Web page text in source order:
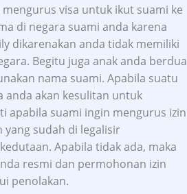
visa untuk ikut suami ke
di negara suami anda karena
dikarenakan anda tidak memiliki
Begitu juga anak anda berdua
nama suami. Apabila suatu
anda akan kesulitan untuk
apabila suami ingin mengurus izin
sudah di legalisir
Apabila tidak ada, maka
resmi dan permohonan izin
penolakan.